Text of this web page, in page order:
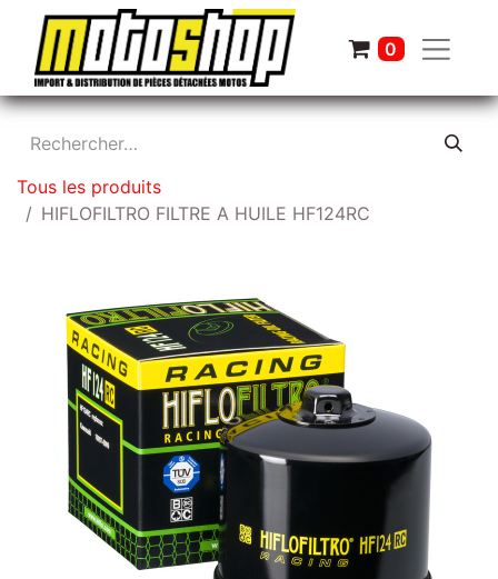
0
Tous les produits
HIFLOFILTRO FILTRE A HUILE HF124RC